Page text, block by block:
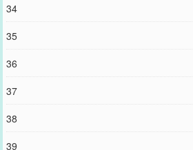
34
35
36
37
38
39